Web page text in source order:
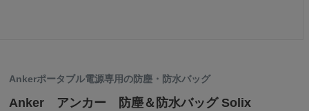
Ankerポータブル電源専用の防塵・防水バッグ
Anker アンカー 防塵＆防水バッグ Solix